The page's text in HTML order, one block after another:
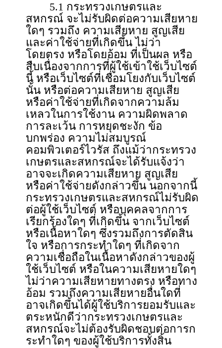
5.1 กระทรวงเกษตรและ
สหกรณ์ จะไม่รับผิดต่อความเสียหาย
ใดๆ รวมถึง ความเสียหาย สูญเสีย
และค่าใช้จ่ายที่เกิดขึ้น ไม่ว่า
โดยตรง หรือโดยอ้อม ที่เป็นผล หรือ
สืบเนื่องจากการที่ผู้ใช้เข้าใช้เว็บไซต์
นี้ หรือเว็บไซต์ที่เชื่อมโยงกับเว็บไซต์
นั้น หรือต่อความเสียหาย สูญเสีย
หรือค่าใช้จ่ายที่เกิดจากความล้ม
เหลวในการใช้งาน ความผิดพลาด
การละเว้น การหยุดชะงัก ข้อ
บกพร่อง ความไม่สมบูรณ์
คอมพิวเตอร์ไวรัส ถึงแม้ว่ากระทรวง
เกษตรและสหกรณ์จะได้รับแจ้งว่า
อาจจะเกิดความเสียหาย สูญเสีย
หรือค่าใช้จ่ายดังกล่าวขึ้น นอกจากนี้
กระทรวงเกษตรและสหกรณ์ไม่รับผิด
ต่อผู้ใช้เว็บไซต์ หรือบุคคลจากการ
เรียกร้องใดๆ ที่เกิดขึ้น จากเว็บไซต์
หรือเนื้อหาใดๆ ซึ่งรวมถึงการตัดสิน
ใจ หรือการกระทําใดๆ ที่เกิดจาก
ความเชื่อถือในเนื้อหาดังกล่าวของผู้
ใช้เว็บไซต์ หรือในความเสียหายใดๆ
ไม่ว่าความเสียหายทางตรง หรือทาง
อ้อม รวมถึงความเสียหายอื่นใดที่
อาจเกิดขึ้นได้ผู้ใช้บริการยอมรับและ
ตระหนักดีว่ากระทรวงเกษตรและ
สหกรณ์จะไม่ต้องรับผิดชอบต่อการก
ระทําใดๆ ของผู้ใช้บริการทั้งสิ้น